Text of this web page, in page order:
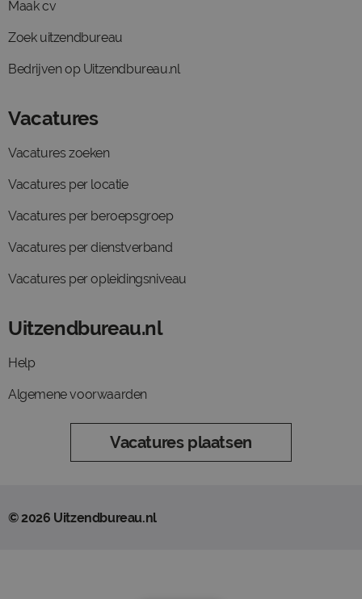
Maak cv
Zoek uitzendbureau
Bedrijven op Uitzendbureau.nl
Vacatures
Vacatures zoeken
Vacatures per locatie
Vacatures per beroepsgroep
Vacatures per dienstverband
Vacatures per opleidingsniveau
Uitzendbureau.nl
Help
Algemene voorwaarden
Vacatures plaatsen
© 2026 Uitzendbureau.nl